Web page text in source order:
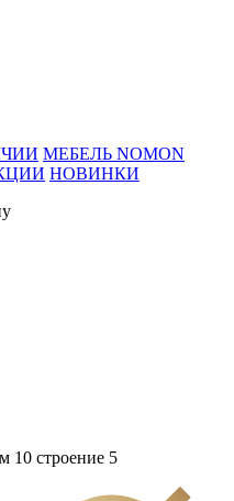
МЕБЕЛЬ NOMON
НОВИНКИ
10 cтроение 5